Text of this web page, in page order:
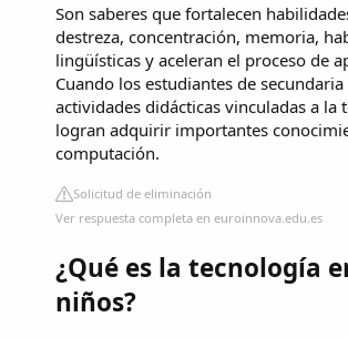
Son saberes que fortalecen
destreza, concentración, memoria,
lingüísticas y aceleran el proceso de
Cuando los estudiantes de secundaria
actividades didácticas vinculadas a la
logran adquirir importantes
computación.
Solicitud de eliminación
Ver respuesta completa en euroinnova.edu.es
¿Qué es la tecnología
niños?